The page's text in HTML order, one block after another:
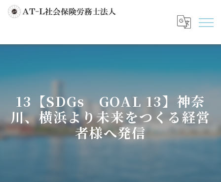
13【SDGs GOAL 13】神奈
川、横浜より未来をつくる経営
者様へ発信